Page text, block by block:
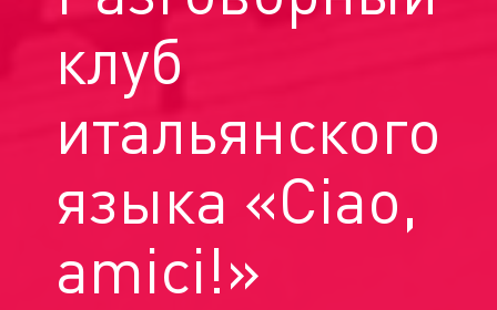
клуб
итальянского
языка «Ciao,
amici!»